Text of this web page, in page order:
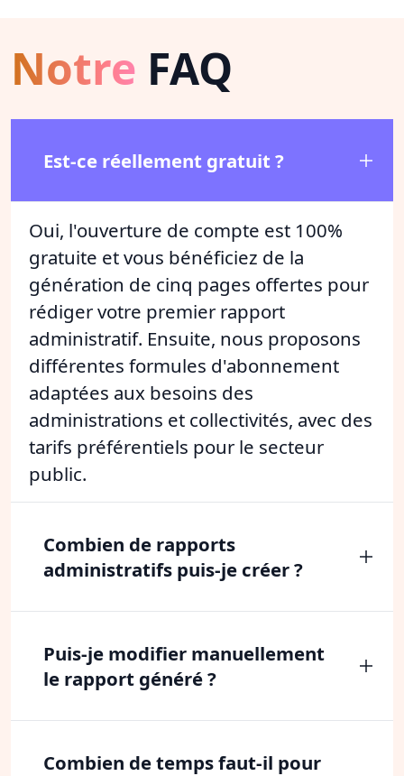
Notre FAQ
Est-ce réellement gratuit ?
Oui, l'ouverture de compte est 100%
gratuite et vous bénéficiez de la
génération de cinq pages offertes pour
rédiger votre premier rapport
administratif. Ensuite, nous proposons
différentes formules d'abonnement
adaptées aux besoins des
administrations et collectivités, avec des
tarifs préférentiels pour le secteur
public.
Combien de rapports
administratifs puis-je créer ?
Puis-je modifier manuellement
le rapport généré ?
Combien de temps faut-il pour